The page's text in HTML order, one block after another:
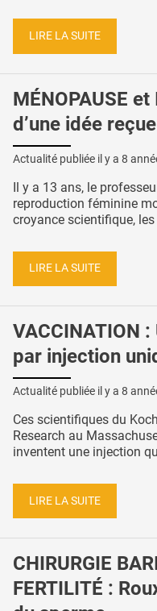
LIRE LA SUITE
MÉNOPAUSE
d’une idée
Actualité publiée il y a 8
Il y a 13 ans, le
reproduction féminine
croyance scientifique,
LIRE LA SUITE
VACCINATION
par injection
Actualité publiée il y a 8
Ces scientifiques du
Research au
inventent une injection
LIRE LA SUITE
CHIRURGIE
FERTILITÉ :